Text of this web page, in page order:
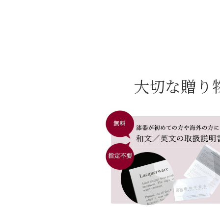
大切な贈